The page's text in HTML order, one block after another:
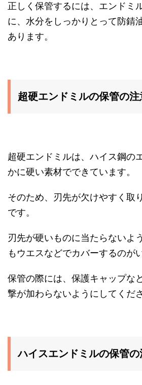
正しく保管するには、エンドミ
に、水分をしっかりとって防錆
あります。
超硬エンドミルの保管の注
超硬エンドミルは、ハイス鋼の
かに硬い素材でできています。
そのため、刃先が欠けやすく取
です。
刃先が硬いものに当たらないよ
もウエスなどでカバーするのが
保管の際には、保護キャップな
撃が加わらないようにしてくださ
ハイスエンドミルの保管の